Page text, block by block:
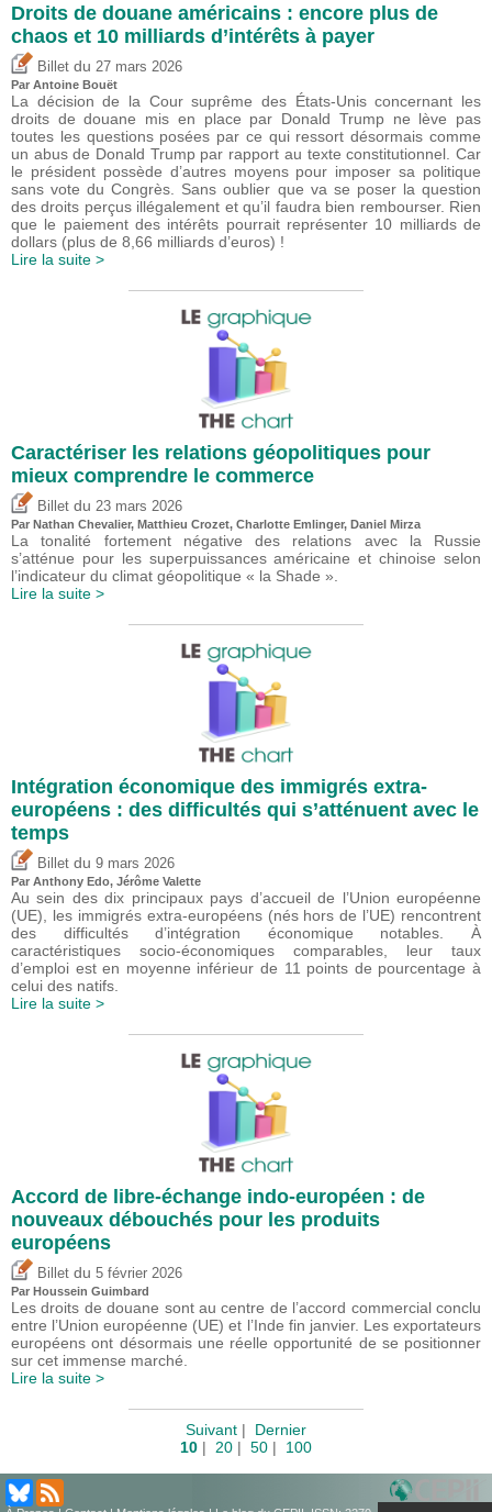
Droits de douane américains : encore plus de
chaos et 10 milliards d’intérêts à payer
Billet du 27 mars 2026
Par Antoine Bouët
La décision de la Cour suprême des États-Unis concernant les
droits de douane mis en place par Donald Trump ne lève pas
toutes les questions posées par ce qui ressort désormais comme
un abus de Donald Trump par rapport au texte constitutionnel. Car
le président possède d’autres moyens pour imposer sa politique
sans vote du Congrès. Sans oublier que va se poser la question
des droits perçus illégalement et qu’il faudra bien rembourser. Rien
que le paiement des intérêts pourrait représenter 10 milliards de
dollars (plus de 8,66 milliards d’euros) !
Lire la suite >
Caractériser les relations géopolitiques pour
mieux comprendre le commerce
Billet du 23 mars 2026
Par Nathan Chevalier, Matthieu Crozet, Charlotte Emlinger, Daniel Mirza
La tonalité fortement négative des relations avec la Russie
s’atténue pour les superpuissances américaine et chinoise selon
l’indicateur du climat géopolitique « la Shade ».
Lire la suite >
Intégration économique des immigrés extra-
européens : des difficultés qui s’atténuent avec le
temps
Billet du 9 mars 2026
Par Anthony Edo, Jérôme Valette
Au sein des dix principaux pays d’accueil de l’Union européenne
(UE), les immigrés extra-européens (nés hors de l’UE) rencontrent
des difficultés d’intégration économique notables. À
caractéristiques socio-économiques comparables, leur taux
d’emploi est en moyenne inférieur de 11 points de pourcentage à
celui des natifs.
Lire la suite >
Accord de libre-échange indo-européen : de
nouveaux débouchés pour les produits
européens
Billet du 5 février 2026
Par Houssein Guimbard
Les droits de douane sont au centre de l’accord commercial conclu
entre l’Union européenne (UE) et l’Inde fin janvier. Les exportateurs
européens ont désormais une réelle opportunité de se positionner
sur cet immense marché.
Lire la suite >
Suivant | Dernier
10 | 20 | 50 | 100